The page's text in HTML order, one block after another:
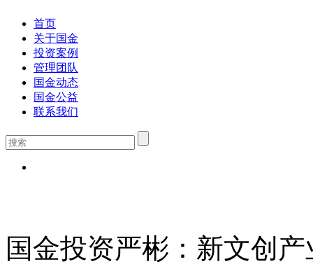
首页
关于国金
投资案例
管理团队
国金动态
国金公益
联系我们
国金投资严彬：新文创